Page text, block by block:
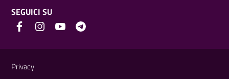
SEGUICI SU
Privacy